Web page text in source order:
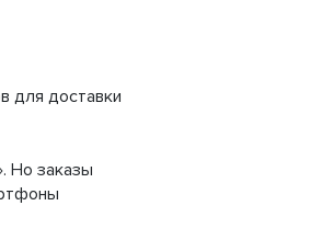
для доставки
Но заказы